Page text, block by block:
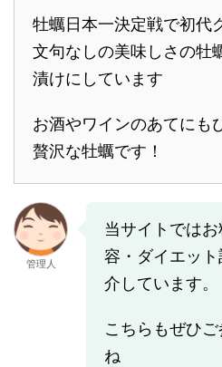
牡蠣日本一決定戦で初代
文句なしの美味しさの牡
漬けにしています
お酒やワインのあてにも
贅沢な牡蠣です！
管理人
当サイトでは
容・ダイエッ
介しています。
こちらもぜひ
ね